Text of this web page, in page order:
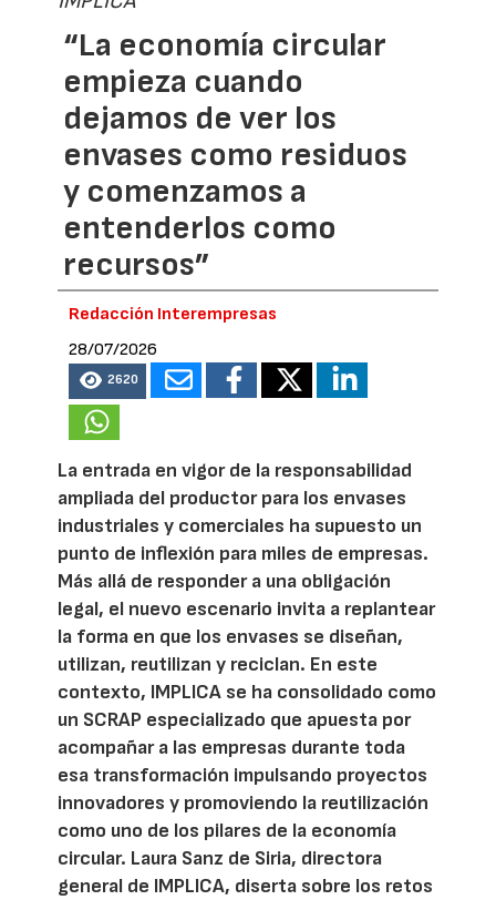
“La economía circular
empieza cuando
dejamos de ver los
envases como residuos
y comenzamos a
entenderlos como
recursos”
Redacción Interempresas
28/07/2026
2620
La entrada en vigor de la responsabilidad
ampliada del productor para los envases
industriales y comerciales ha supuesto un
punto de inflexión para miles de empresas.
Más allá de responder a una obligación
legal, el nuevo escenario invita a replantear
la forma en que los envases se diseñan,
utilizan, reutilizan y reciclan. En este
contexto, IMPLICA se ha consolidado como
un SCRAP especializado que apuesta por
acompañar a las empresas durante toda
esa transformación impulsando proyectos
innovadores y promoviendo la reutilización
como uno de los pilares de la economía
circular. Laura Sanz de Siria, directora
general de IMPLICA, diserta sobre los retos